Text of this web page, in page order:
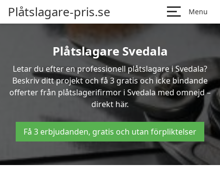
Plåtslagare-pris.se Menu
Plåtslagare Svedala
Letar du efter en professionell plåtslagare i Svedala?
Beskriv ditt projekt och få 3 gratis och icke bindande
offerter från plåtslagerifirmor i Svedala med omnejd –
direkt här.
Få 3 erbjudanden, gratis och utan förpliktelser